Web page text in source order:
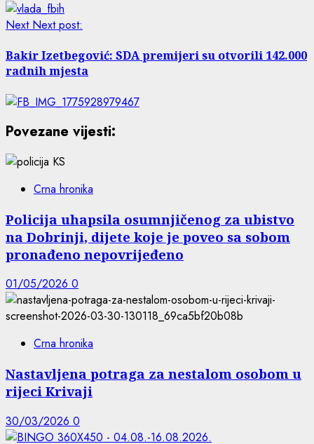
Next Next post:
Bakir Izetbegović: SDA premijeri su otvorili 142.000
radnih mjesta
Povezane vijesti:
Crna hronika
Policija uhapsila osumnjičenog za ubistvo
na Dobrinji, dijete koje je poveo sa sobom
pronađeno nepovrijeđeno
01/05/2026 0
Crna hronika
Nastavljena potraga za nestalom osobom u
rijeci Krivaji
30/03/2026 0